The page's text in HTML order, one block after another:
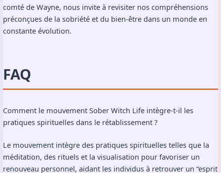
Évaluer perceptiblement les impacts sur le bien-être
Se retrouver dans cette démarche innovante, c’est finalement
Witch Life, à travers sa collaboration avec des organisations du
comté de Wayne, nous invite à revisiter nos compréhensions
préconçues de la sobriété et du bien-être dans un monde en
FAQ